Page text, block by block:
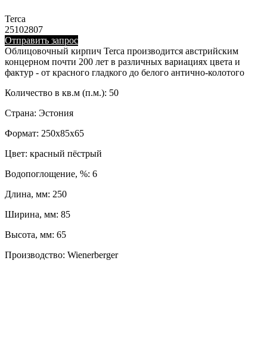
Terca
25102807
Отправить запрос
Облицовочный кирпич Terca производится австрийским
концерном почти 200 лет в различных вариациях цвета и
фактур - от красного гладкого до белого антично-колотого
Количество в кв.м (п.м.): 50
Страна: Эстония
Формат: 250x85x65
Цвет: красный пёстрый
Водопоглощение, %: 6
Длина, мм: 250
Ширина, мм: 85
Высота, мм: 65
Производство: Wienerberger